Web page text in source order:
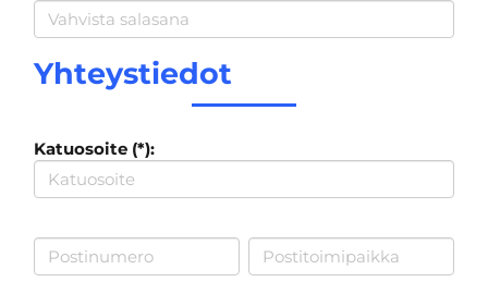
Yhteystiedot
Katuosoite (*):